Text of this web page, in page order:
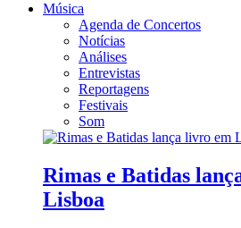
Música
Agenda de Concertos
Notícias
Análises
Entrevistas
Reportagens
Festivais
Som
Rimas e Batidas
Lisboa